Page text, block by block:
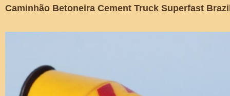
Caminhão Betoneira Cement Truck Superfast